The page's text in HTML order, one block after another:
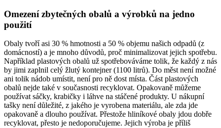
Omezení zbytečných obalů a výrobků na jedno
použití
Obaly tvoří asi 30 % hmotnosti a 50 % objemu našich odpadů (z
domácností) a je mnoho důvodů, proč minimalizovat jejich spotřebu.
Například plastových obalů už spotřebováváme tolik, že každý z nás
by jimi zaplnil celý žlutý kontejner (1100 litrů). Do měst není možné
ani tolik nádob umístit, není pro ně dost místa. Část plastových
obalů nejde také v současnosti recyklovat. Opakovaně můžeme
používat sáčky, krabičky i láhve na stáčené produkty. U nákupní
tašky není důležité, z jakého je vyrobena materiálu, ale zda jde
opakovaně a dlouho používat. Přestože hliníkové obaly jdou dobře
recyklovat, přesto je nedoporučujeme. Jejich výroba je příliš